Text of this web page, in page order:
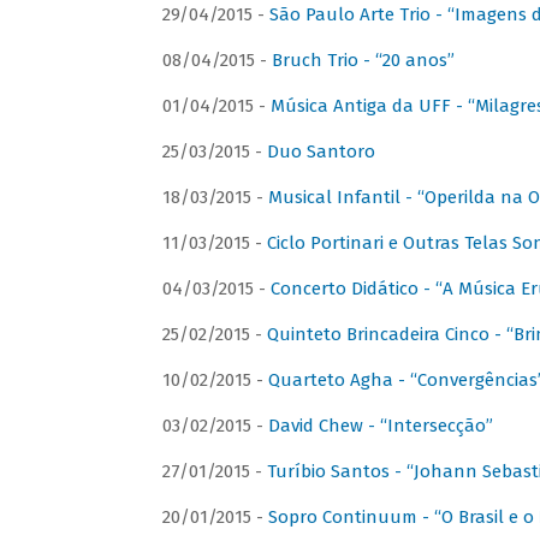
29/04/2015 - São Paulo Arte Trio - “Imagens
08/04/2015 - Bruch Trio - “20 anos”
01/04/2015 - Música Antiga da UFF -
25/03/2015 - Duo Santoro
18/03/2015 - Musical Infantil - “Operilda na
11/03/2015 - Ciclo Portinari e Outras Telas
04/03/2015 - Concerto Didático - “A Música
25/02/2015 - Quinteto Brincadeira Cinco -
10/02/2015 - Quarteto Agha -
03/02/2015 - David Chew - “Intersecção”
27/01/2015 - Turíbio Santos - “Johann
20/01/2015 - Sopro Continuum - “O Brasil e o